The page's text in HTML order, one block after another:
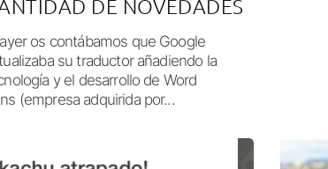
DE NOVEDADES
os contábamos que Google
su traductor añadiendo la
y el desarrollo de Word
(empresa adquirida por...